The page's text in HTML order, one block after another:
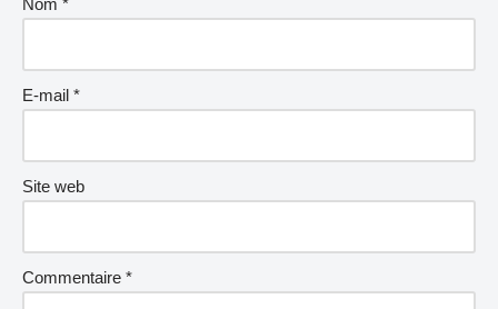
Nom *
E-mail *
Site web
Commentaire *